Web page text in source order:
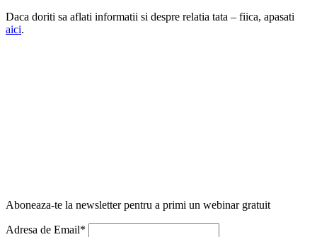
Daca doriti sa aflati informatii si despre relatia tata – fiica, apasati
aici.
Aboneaza-te la newsletter pentru a primi un webinar gratuit
Adresa de Email*